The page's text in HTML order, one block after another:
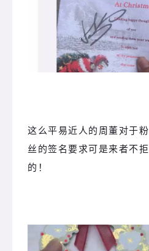
这么平易近人的周董对于粉
丝的签名要求可是来者不拒
的！